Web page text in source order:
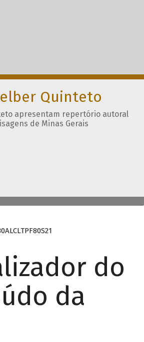
Quinteto
apresentam repertório autoral
de Minas Gerais
do
da